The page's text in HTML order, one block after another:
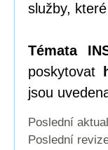
služby,
Témata
poskytovat
jsou
Poslední
Poslední